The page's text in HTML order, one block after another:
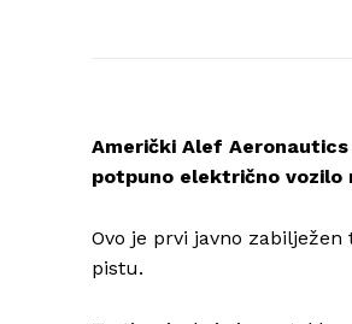
Američki Alef
potpuno električno vozilo
Ovo je prvi javno
pistu.